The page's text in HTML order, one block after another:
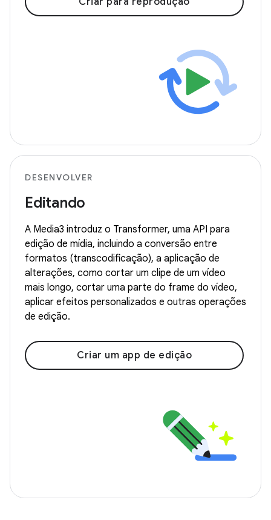
DESENVOLVER
Editando
A Media3 introduz o Transformer, uma API para
edição de mídia, incluindo a conversão entre
formatos (transcodificação), a aplicação de
alterações, como cortar um clipe de um vídeo
mais longo, cortar uma parte do frame do vídeo,
aplicar efeitos personalizados e outras operações
de edição.
Criar um app de edição